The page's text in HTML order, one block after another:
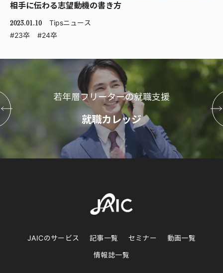
相手に伝わる志望動機の書き方
2023.01.10 Tipsニュース
#23卒
#24卒
若年層フリーターの就職支援
就職カレッジ
JAICのサービス 記事一覧 セミナー
動画一覧
情報誌一覧